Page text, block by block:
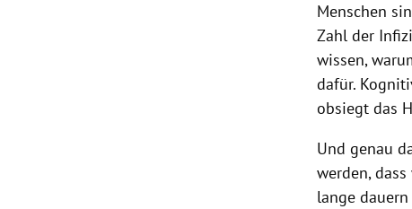
Menschen
Zahl der
wissen,
dafür.
obsiegt das
Und genau
werden,
lange